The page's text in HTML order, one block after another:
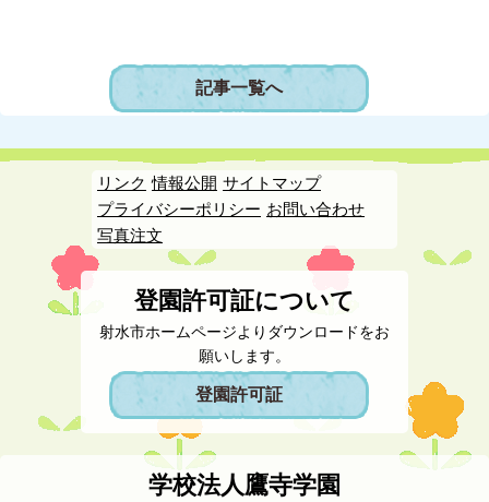
記事一覧へ
リンク 情報公開 サイトマップ
プライバシーポリシー お問い合わせ
写真注文
登園許可証について
射水市ホームページよりダウンロードをお
願いします。
登園許可証
学校法人鷹寺学園